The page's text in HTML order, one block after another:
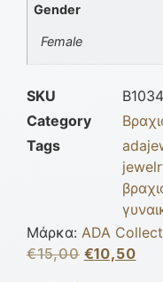
Gender
Female
SKU
B1034
Category
Tags
Μάρκα: ADA
€15,00 €10,50